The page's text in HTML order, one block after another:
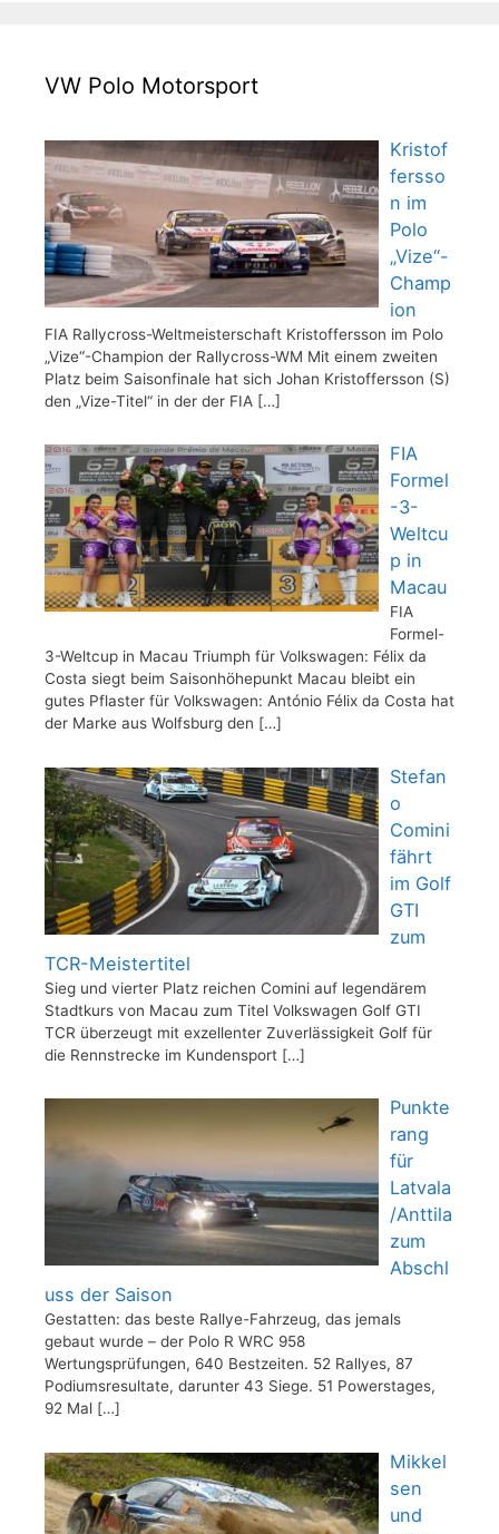
VW Polo Motorsport
Kristof
fersso
n im
Polo
„Vize“-
Champ
ion
FIA Rallycross-Weltmeisterschaft Kristoffersson im Polo
„Vize“-Champion der Rallycross-WM Mit einem zweiten
Platz beim Saisonfinale hat sich Johan Kristoffersson (S)
den „Vize-Titel“ in der der FIA […]
FIA
Formel
-3-
Weltcu
p in
Macau
FIA
Formel-
3-Weltcup in Macau Triumph für Volkswagen: Félix da
Costa siegt beim Saisonhöhepunkt Macau bleibt ein
gutes Pflaster für Volkswagen: António Félix da Costa hat
der Marke aus Wolfsburg den […]
Stefan
o
Comini
fährt
im Golf
GTI
zum
TCR-Meistertitel
Sieg und vierter Platz reichen Comini auf legendärem
Stadtkurs von Macau zum Titel Volkswagen Golf GTI
TCR überzeugt mit exzellenter Zuverlässigkeit Golf für
die Rennstrecke im Kundensport […]
Punkte
rang
für
Latvala
/Anttila
zum
Abschl
uss der Saison
Gestatten: das beste Rallye-Fahrzeug, das jemals
gebaut wurde – der Polo R WRC 958
Wertungsprüfungen, 640 Bestzeiten. 52 Rallyes, 87
Podiumsresultate, darunter 43 Siege. 51 Powerstages,
92 Mal […]
Mikkel
sen
und